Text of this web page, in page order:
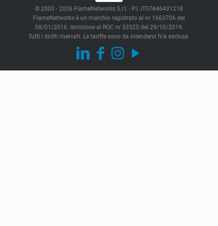
© 2003 - 2026 FlameNetworks S.r.l. - P.I. IT07646431218
FlameNetworks è un marchio registrato al nr 1663706 del
08/01/2016. Iscrizione al ROC nr 33525 del 29/10/2019.
Tutti i diritti riservati. Le tariffe sono da intendersi IVA esclusa.